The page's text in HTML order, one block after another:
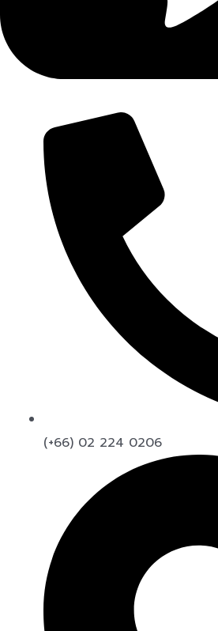
(+66) 02 224 0206